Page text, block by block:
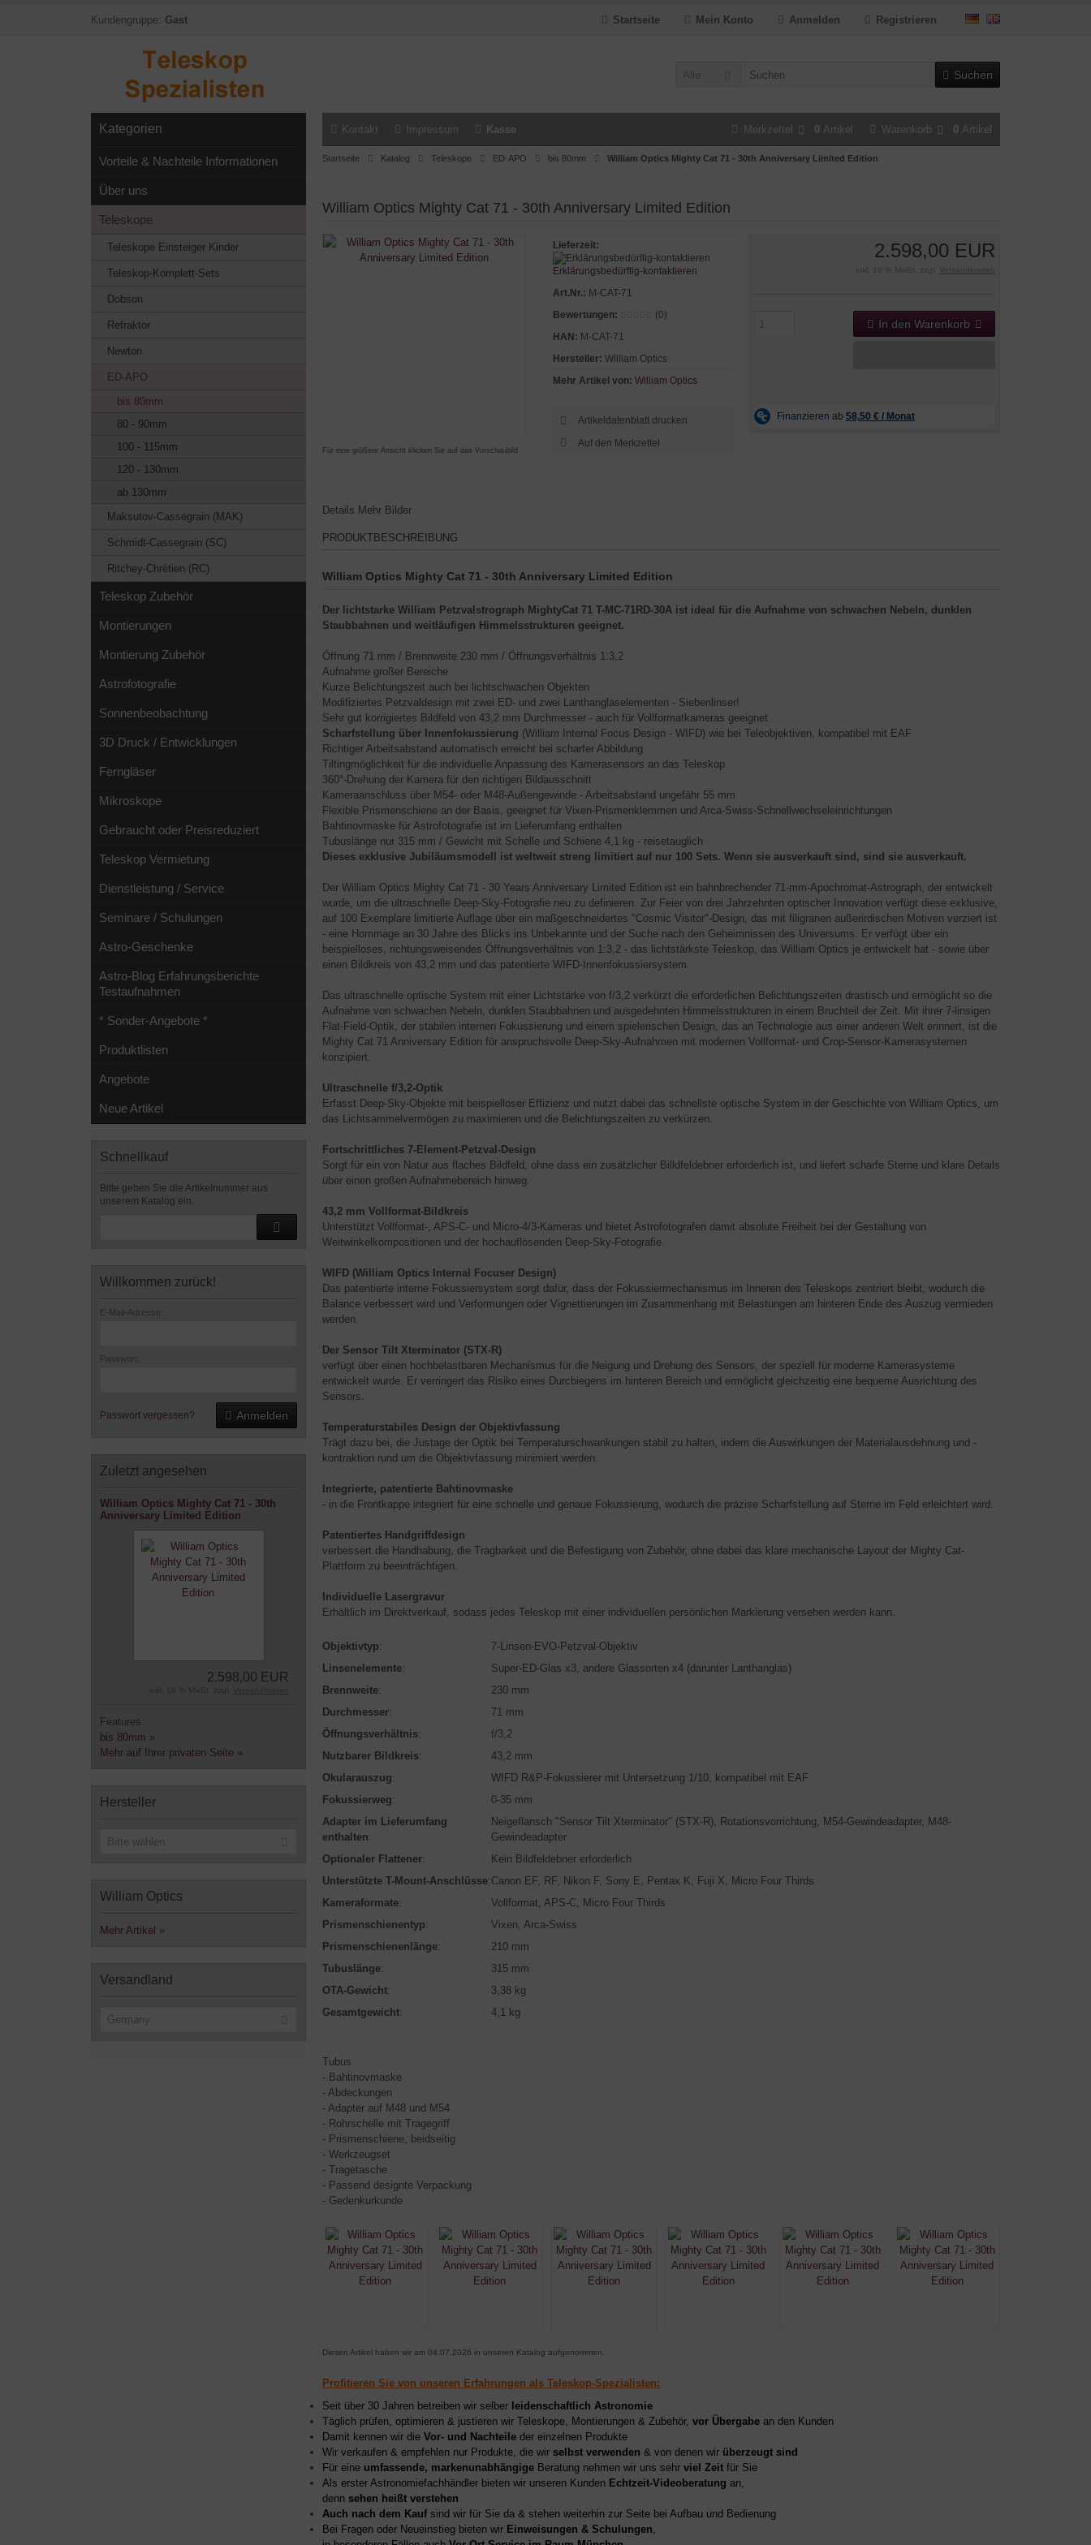
Kundengruppe: Gast Registrieren
Anmelden
Mein Konto
Startseite
Alle Suchen
Kontakt Impressum Kasse Warenkorb 0 Artikel
Merkzettel 0 Artikel
Startseite Katalog Teleskope ED-APO bis 80mm William Optics Mighty Cat 71 - 30th Anniversary Limited Edition
William Optics Mighty Cat 71 - 30th Anniversary Limited Edition
Für eine größere Ansicht klicken Sie auf das Vorschaubild
2.598,00 EUR
inkl. 19 % MwSt. zzgl. Versandkosten
In den Warenkorb
Lieferzeit:
Erklärungsbedürftig-kontaktieren
Art.Nr.: M-CAT-71
Bewertungen:
(0)
HAN: M-CAT-71
Hersteller: William Optics
Mehr Artikel von: William Optics
Artikeldatenblatt drucken
Details Mehr Bilder
PRODUKTBESCHREIBUNG
William Optics Mighty Cat 71 - 30th Anniversary Limited Edition
Der lichtstarke William Petzvalstrograph MightyCat 71 T-MC-71RD-30A ist ideal für die Aufnahme von schwachen Nebeln, dunklen
Staubbahnen und weitläufigen Himmelsstrukturen geeignet.
Öffnung 71 mm / Brennweite 230 mm / Öffnungsverhältnis 1:3,2
Aufnahme großer Bereiche
Kurze Belichtungszeit auch bei lichtschwachen Objekten
Modifiziertes Petzvaldesign mit zwei ED- und zwei Lanthanglaselementen - Siebenlinser!
Sehr gut korrigiertes Bildfeld von 43,2 mm Durchmesser - auch für Vollformatkameras geeignet
Scharfstellung über Innenfokussierung (William Internal Focus Design - WIFD) wie bei Teleobjektiven, kompatibel mit EAF
Richtiger Arbeitsabstand automatisch erreicht bei scharfer Abbildung
Tiltingmöglichkeit für die individuelle Anpassung des Kamerasensors an das Teleskop
360°-Drehung der Kamera für den richtigen Bildausschnitt
Kameraanschluss über M54- oder M48-Außengewinde - Arbeitsabstand ungefähr 55 mm
Flexible Prismenschiene an der Basis, geeignet für Vixen-Prismenklemmen und Arca-Swiss-Schnellwechseleinrichtungen
Bahtinovmaske für Astrofotografie ist im Lieferumfang enthalten
Tubuslänge nur 315 mm / Gewicht mit Schelle und Schiene 4,1 kg - reisetauglich
Dieses exklusive Jubiläumsmodell ist weltweit streng limitiert auf nur 100 Sets. Wenn sie ausverkauft sind, sind sie ausverkauft.
Der William Optics Mighty Cat 71 - 30 Years Anniversary Limited Edition ist ein bahnbrechender 71-mm-Apochromat-Astrograph, der entwickelt
wurde, um die ultraschnelle Deep-Sky-Fotografie neu zu definieren. Zur Feier von drei Jahrzehnten optischer Innovation verfügt diese exklusive,
auf 100 Exemplare limitierte Auflage über ein maßgeschneidertes "Cosmic Visitor"-Design, das mit filigranen außerirdischen Motiven verziert ist
- eine Hommage an 30 Jahre des Blicks ins Unbekannte und der Suche nach den Geheimnissen des Universums. Er verfügt über ein
beispielloses, richtungsweisendes Öffnungsverhältnis von 1:3,2 - das lichtstärkste Teleskop, das William Optics je entwickelt hat - sowie über
einen Bildkreis von 43,2 mm und das patentierte WIFD-Innenfokussiersystem.
Das ultraschnelle optische System mit einer Lichtstärke von f/3,2 verkürzt die erforderlichen Belichtungszeiten drastisch und ermöglicht so die
Aufnahme von schwachen Nebeln, dunklen Staubbahnen und ausgedehnten Himmelsstrukturen in einem Bruchteil der Zeit. Mit ihrer 7-linsigen
Flat-Field-Optik, der stabilen internen Fokussierung und einem spielerischen Design, das an Technologie aus einer anderen Welt erinnert, ist die
Mighty Cat 71 Anniversary Edition für anspruchsvolle Deep-Sky-Aufnahmen mit modernen Vollformat- und Crop-Sensor-Kamerasystemen
konzipiert.
Ultraschnelle f/3,2-Optik
Erfasst Deep-Sky-Objekte mit beispielloser Effizienz und nutzt dabei das schnellste optische System in der Geschichte von William Optics, um
das Lichtsammelvermögen zu maximieren und die Belichtungszeiten zu verkürzen.
Fortschrittliches 7-Element-Petzval-Design
Sorgt für ein von Natur aus flaches Bildfeld, ohne dass ein zusätzlicher Billdfeldebner erforderlich ist, und liefert scharfe Sterne und klare Details
über einen großen Aufnahmebereich hinweg.
43,2 mm Vollformat-Bildkreis
Unterstützt Vollformat-, APS-C- und Micro-4/3-Kameras und bietet Astrofotografen damit absolute Freiheit bei der Gestaltung von
Weitwinkelkompositionen und der hochauflösenden Deep-Sky-Fotografie.
WIFD (William Optics Internal Focuser Design)
Das patentierte interne Fokussiersystem sorgt dafür, dass der Fokussiermechanismus im Inneren des Teleskops zentriert bleibt, wodurch die
Balance verbessert wird und Verformungen oder Vignettierungen im Zusammenhang mit Belastungen am hinteren Ende des Auszug vermieden
werden.
Der Sensor Tilt Xterminator (STX-R)
verfügt über einen hochbelastbaren Mechanismus für die Neigung und Drehung des Sensors, der speziell für moderne Kamerasysteme
entwickelt wurde. Er verringert das Risiko eines Durcbiegens im hinteren Bereich und ermöglicht gleichzeitig eine bequeme Ausrichtung des
Sensors.
Temperaturstabiles Design der Objektivfassung
Trägt dazu bei, die Justage der Optik bei Temperaturschwankungen stabil zu halten, indem die Auswirkungen der Materialausdehnung und -
kontraktion rund um die Objektivfassung minimiert werden.
Integrierte, patentierte Bahtinovmaske
- in die Frontkappe integriert für eine schnelle und genaue Fokussierung, wodurch die präzise Scharfstellung auf Sterne im Feld erleichtert wird.
Patentiertes Handgriffdesign
verbessert die Handhabung, die Tragbarkeit und die Befestigung von Zubehör, ohne dabei das klare mechanische Layout der Mighty Cat-
Plattform zu beeinträchtigen.
Individuelle Lasergravur
Erhältlich im Direktverkauf, sodass jedes Teleskop mit einer individuellen persönlichen Markierung versehen werden kann.
Objektivtyp:
7-Linsen-EVO-Petzval-Objektiv
Linsenelemente:
Super-ED-Glas x3, andere Glassorten x4 (darunter Lanthanglas)
Brennweite:
230 mm
Durchmesser:
71 mm
Öffnungsverhältnis:
f/3,2
Nutzbarer Bildkreis:
43,2 mm
Okularauszug:
WIFD R&P-Fokussierer mit Untersetzung 1/10, kompatibel mit EAF
Fokussierweg:
0-35 mm
Adapter im Lieferumfang
enthalten:
Neigeflansch "Sensor Tilt Xterminator" (STX-R), Rotationsvorrichtung, M54-Gewindeadapter, M48-
Gewindeadapter
Optionaler Flattener:
Kein Bildfeldebner erforderlich
Unterstützte T-Mount-Anschlüsse: Canon EF, RF, Nikon F, Sony E, Pentax K, Fuji X, Micro Four Thirds
Kameraformate:
Vollformat, APS-C, Micro Four Thirds
Prismenschienentyp:
Vixen, Arca-Swiss
Prismenschienenlänge:
210 mm
Tubuslänge:
315 mm
OTA-Gewicht:
3,38 kg
Gesamtgewicht: 4,1 kg
Tubus
- Bahtinovmaske
- Abdeckungen
- Adapter auf M48 und M54
- Rohrschelle mit Tragegriff
- Prismenschiene, beidseitig
- Werkzeugset
- Tragetasche
- Passend designte Verpackung
- Gedenkurkunde
Diesen Artikel haben wir am 04.07.2026 in unseren Katalog aufgenommen.
Profitieren Sie von unseren Erfahrungen als Teleskop-Spezialisten:
Seit über 30 Jahren betreiben wir selber leidenschaftlich Astronomie
Täglich prüfen, optimieren & justieren wir Teleskope, Montierungen & Zubehör, vor Übergabe an den Kunden
Damit kennen wir die Vor- und Nachteile der einzelnen Produkte
Wir verkaufen & empfehlen nur Produkte, die wir selbst verwenden & von denen wir überzeugt sind
Für eine umfassende, markenunabhängige Beratung nehmen wir uns sehr viel Zeit für Sie
Als erster Astronomiefachhändler bieten wir unseren Kunden Echtzeit-Videoberatung an,
denn sehen heißt verstehen
Auch nach dem Kaufsind wir für Sie da & stehen weiterhin zur Seite bei Aufbau und Bedienung
Bei Fragen oder Neueinstieg bieten wir Einweisungen & Schulungen
Kategorien
Vorteile & Nachteile Informationen
Über uns
Teleskope
Teleskope Einsteiger Kinder
Teleskop-Komplett-Sets
Dobson
Refraktor
Newton
ED-APO
bis 80mm
80 - 90mm
100 - 115mm
120 - 130mm
ab 130mm
Maksutov-Cassegrain (MAK)
Schmidt-Cassegrain (SC)
Ritchey-Chrétien (RC)
Teleskop Zubehör
Montierungen
Montierung Zubehör
Astrofotografie
Sonnenbeobachtung
3D Druck / Entwicklungen
Ferngläser
Mikroskope
Gebraucht oder Preisreduziert
Teleskop Vermietung
Dienstleistung / Service
Seminare / Schulungen
Astro-Geschenke
Astro-Blog Erfahrungsberichte
Testaufnahmen
* Sonder-Angebote *
Produktlisten
Angebote
Neue Artikel
Schnellkauf
Bitte geben Sie die Artikelnummer aus
unserem Katalog ein.
Willkommen zurück!
E-Mail-Adresse:
Passwort:
Passwort vergessen? Anmelden
Zuletzt angesehen
William Optics Mighty Cat 71 - 30th
Anniversary Limited Edition
2.598,00 EUR
inkl. 19 % MwSt. zzgl.
Features:
bis 80mm »
Mehr auf Ihrer privaten Seite »
Hersteller
Bitte wählen
William Optics
Mehr Artikel »
Versandland
Germany